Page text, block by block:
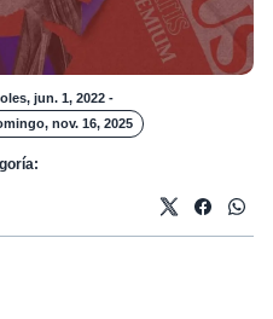
jun. 1, 2022 -
nov. 16, 2025